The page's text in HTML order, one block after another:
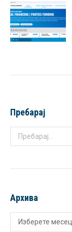
Пребарај
Search:
Архива
Архива